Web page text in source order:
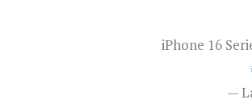
iPhone 16
—